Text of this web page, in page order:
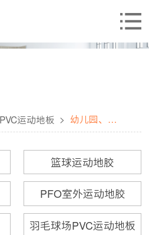
PVC运动地板 >
幼儿园、舞
蹈、游乐场
篮球运动地胶
PFO室外运动地胶
羽毛球场PVC运动地板